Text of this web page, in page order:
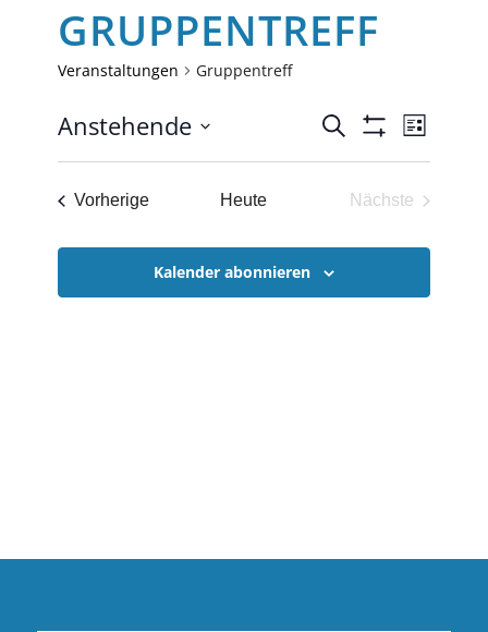
GRUPPENTREFF
Veranstaltungen Gruppentreff
SUCHE
UND
Suche Liste
Anstehende
Datum
VorherigeVeranstaltungen
Heute
Nächste
Kalender abonnieren